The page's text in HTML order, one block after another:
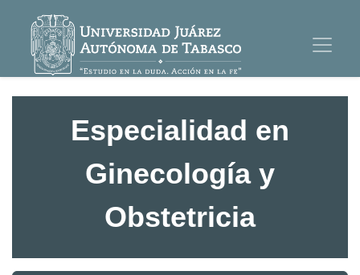
Especialidad en
Ginecología y
Obstetricia